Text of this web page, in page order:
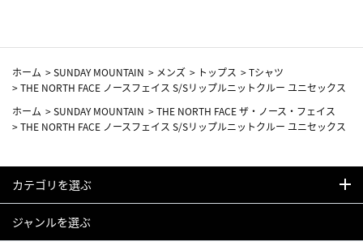
ホーム >SUNDAY MOUNTAIN > メンズ > トップス >Tシャツ
>THE NORTH FACE ノースフェイス S/Sリップルニットクルー ユニセックス
ホーム >SUNDAY MOUNTAIN >THE NORTH FACE ザ・ノース・フェイス
>THE NORTH FACE ノースフェイス S/Sリップルニットクルー ユニセックス
カテゴリを選ぶ
ジャンルを選ぶ